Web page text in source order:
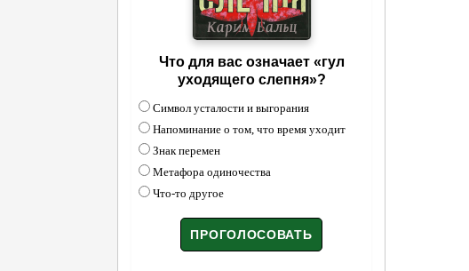
Что для вас означает «гул
уходящего слепня»?
Символ усталости и выгорания
Напоминание о том, что время уходит
Знак перемен
Метафора одиночества
Что-то другое